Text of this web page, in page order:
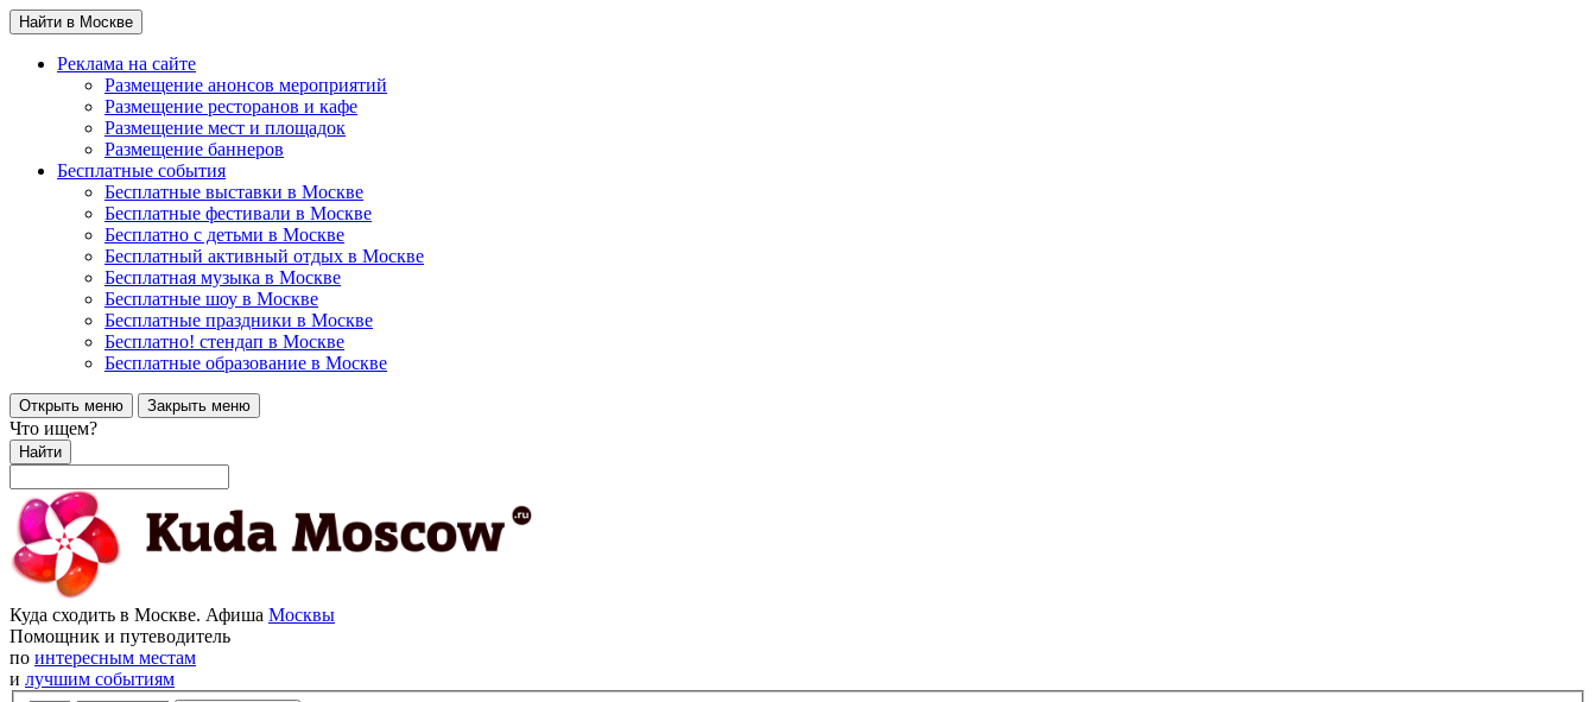
Найти в Москве
Реклама на сайте
Размещение анонсов мероприятий
Размещение ресторанов и кафе
Размещение мест и площадок
Размещение баннеров
Бесплатные события
Бесплатные выставки в Москве
Бесплатные фестивали в Москве
Бесплатно с детьми в Москве
Бесплатный активный отдых в Москве
Бесплатная музыка в Москве
Бесплатные шоу в Москве
Бесплатные праздники в Москве
Бесплатно! стендап в Москве
Бесплатные образование в Москве
Открыть меню Закрыть меню
Что ищем?
Найти
Куда сходить в Москве. Афиша Москвы
Помощник и путеводитель
по интересным местам
и лучшим событиям